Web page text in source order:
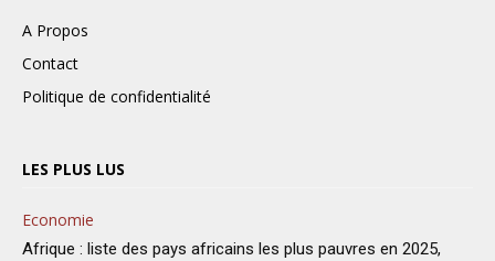
A Propos
Contact
Politique de confidentialité
LES PLUS LUS
Economie
Afrique : liste des pays africains les plus pauvres en 2025,